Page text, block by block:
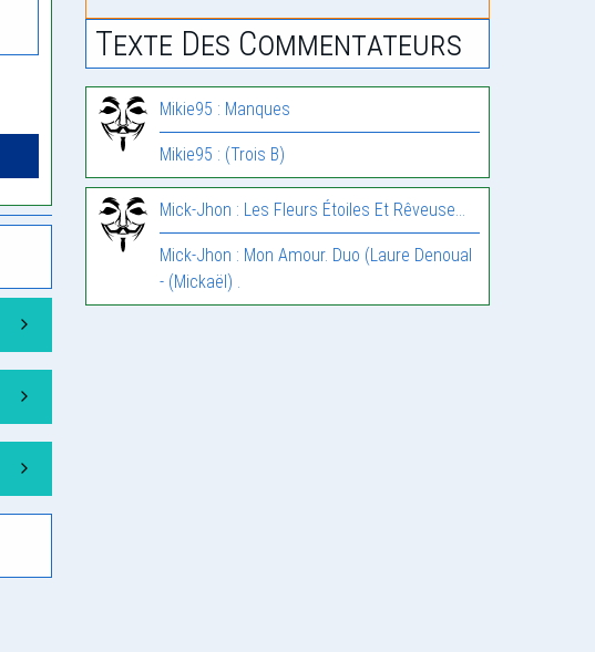
Texte Des Commentateurs
Mikie95 : Manques
Mikie95 : (Trois B)
Mick-Jhon : Les Fleurs Étoiles Et Rêveuse…
Mick-Jhon : Mon Amour. Duo (Laure Denoual
- (Mickaël) .